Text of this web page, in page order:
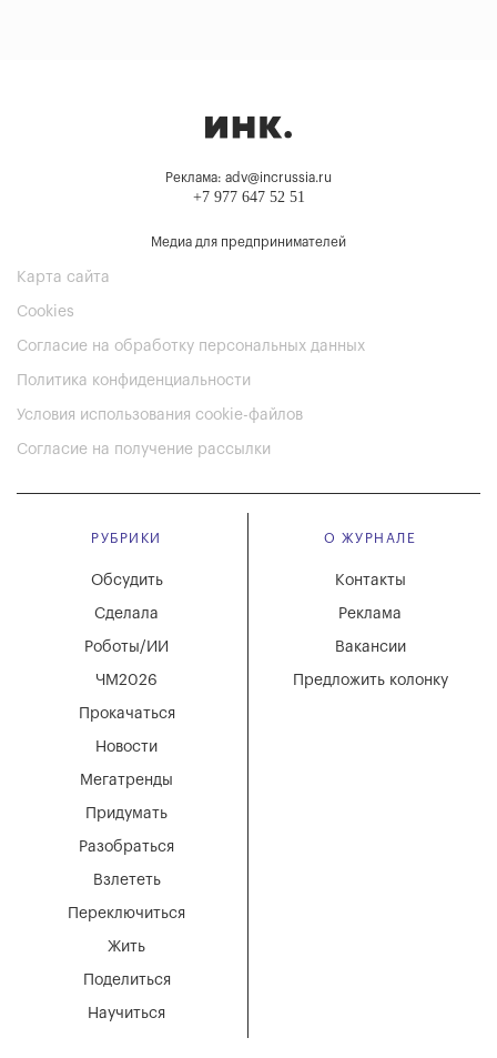
Реклама: adv@incrussia.ru
+7 977 647 52 51
Медиа для предпринимателей
Карта сайта
Cookies
Согласие на обработку персональных данных
Политика конфиденциальности
Условия использования cookie-файлов
Согласие на получение рассылки
РУБРИКИ
Мегатренды
Придумать
Разобраться
Взлететь
Новости
Переключиться
Жить
Поделиться
Научиться
Обсудить
Сделала
Роботы/ИИ
ЧМ2026
Прокачаться
О ЖУРНАЛЕ
Вакансии
Реклама
Контакты
Предложить колонку